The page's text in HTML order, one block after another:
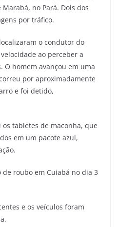
no Pará. Dois dos
por tráfico.
o condutor do
ao perceber a
O homem avançou em uma
por aproximadamente
e foi detido,
tabletes de maconha, que
em um pacote azul,
roubo em Cuiabá no dia 3
e os veículos foram